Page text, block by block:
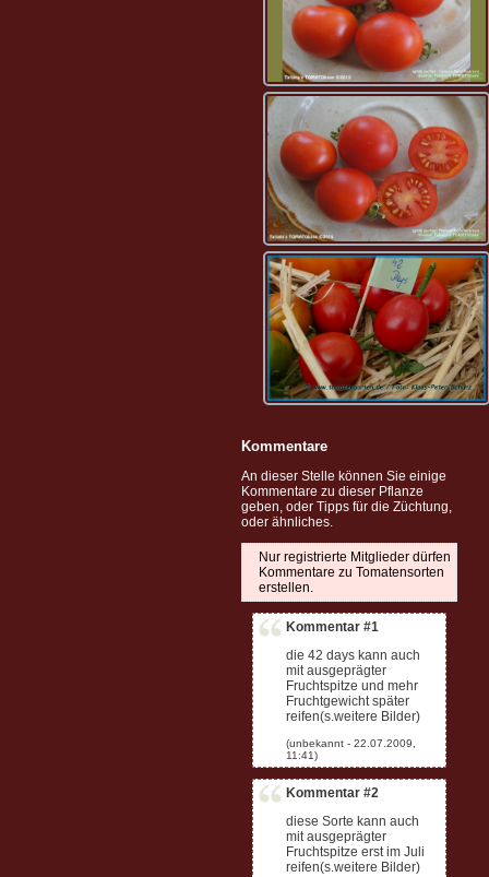
Kommentare
An dieser Stelle können Sie einige
Kommentare zu dieser Pflanze
geben, oder Tipps für die Züchtung,
oder ähnliches.
Nur registrierte Mitglieder dürfen
Kommentare zu Tomatensorten
erstellen.
Kommentar #1
die 42 days kann auch
mit ausgeprägter
Fruchtspitze und mehr
Fruchtgewicht später
reifen(s.weitere Bilder)
Kommentar #2
diese Sorte kann auch
mit ausgeprägter
Fruchtspitze erst im Juli
reifen(s.weitere Bilder)